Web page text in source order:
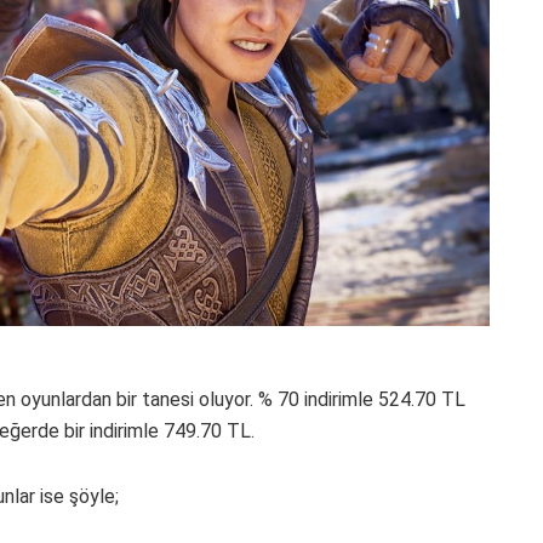
oyunlardan bir tanesi oluyor. % 70 indirimle 524.70 TL
bir indirimle 749.70 TL.
ise şöyle;